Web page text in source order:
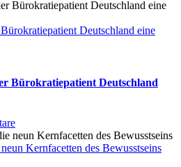
Deutschland eine
Bürokratiepatient Deutschland
Kernfacetten des Bewusstseins